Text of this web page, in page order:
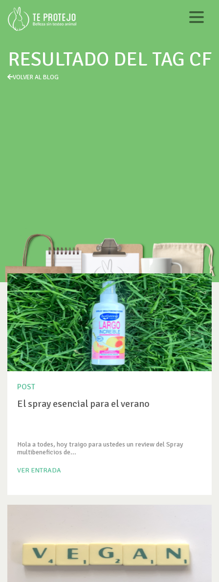
RESULTADO DEL TAG CF
VOLVER AL BLOG
POST
El spray esencial para el verano
Hola a todes, hoy traigo para ustedes un review del Spray
multibeneficios de...
VER ENTRADA